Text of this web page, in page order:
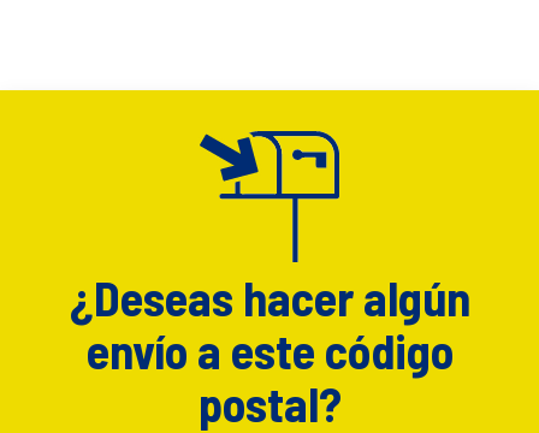
¿Deseas hacer algún
envío a este código
postal?